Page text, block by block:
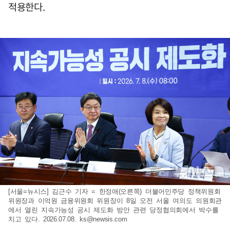
적용한다.
[서울=뉴시스] 김근수 기자 = 한정애(오른쪽) 더불어민주당 정책위원회
위원장과 이억원 금융위원회 위원장이 8일 오전 서울 여의도 의원회관
에서 열린 지속가능성 공시 제도화 방안 관련 당정협의회에서 박수를
치고 있다. 2026.07.08. ks@newsis.com